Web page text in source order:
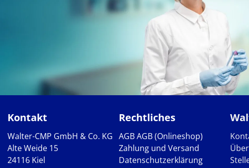
Kontakt
Walter-CMP GmbH & Co. KG
Alte Weide 15
24116 Kiel
Rechtliches
AGBAGB (Onlineshop)
Zahlung und Versand
Datenschutzerklärung